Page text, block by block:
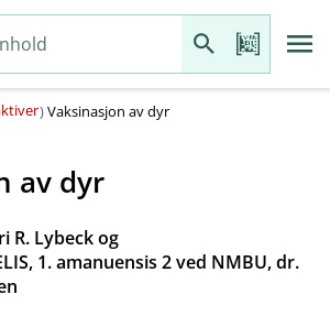
)Vaksinasjon av dyr
av dyr
R. Lybeck og
1. amanuensis 2 ved NMBU, dr.